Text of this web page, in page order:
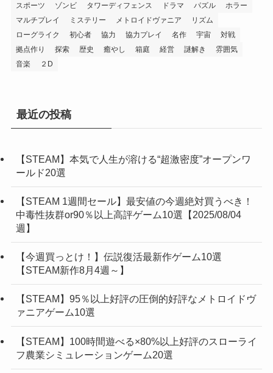
スポーツ
ゾンビ タワーディフェンス ドラマ パズル
ホラー
マルチプレイ
ミステリー メトロイドヴァニア
リズム
ローグライク
初心者 協力 協力プレイ 名作 宇宙
対戦
拠点作り
探索 歴史 癒やし 箱庭 経営 謎解き
雰囲気
音楽
２D
最近の投稿
【STEAM】本気で人生が溶ける“超激密度”オープンワ
ールド20選
【STEAM 1週間セール】最安値の今週絶対買うべき！
中毒性抜群or90％以上高評ゲーム10選【2025/08/04
週】
【今週買っとけ！】伝説復活最新作ゲーム10選
【STEAM新作8月4週～】
【STEAM】95％以上好評の圧倒的好評なメトロイドヴ
ァニアゲーム10選
【STEAM】100時間遊べる×80%以上好評のスローライ
フ農業シミュレーションゲーム20選